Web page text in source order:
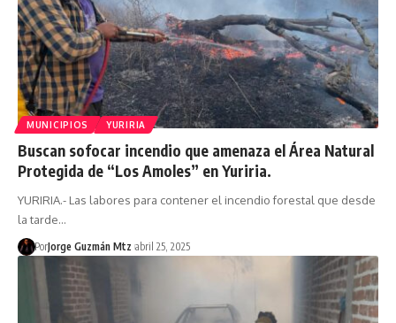
MUNICIPIOS YURIRIA
Buscan sofocar incendio que amenaza el Área Natural
Protegida de “Los Amoles” en Yuriria.
YURIRIA.- Las labores para contener el incendio forestal que desde
la tarde…
PorJorge Guzmán Mtz abril 25, 2025